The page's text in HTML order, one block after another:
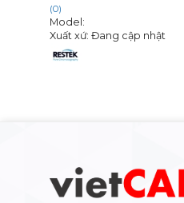
Rated
0
out
5
(0)
Model:
Xuất xứ: Đang cập nhật